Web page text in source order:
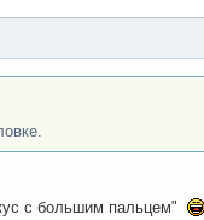
с большим пальцем"